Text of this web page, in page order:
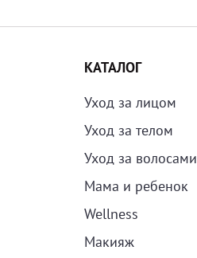
КАТАЛОГ
Уход за лицом
Уход за телом
Уход за волосами
Мама и ребенок
Wellness
Макияж